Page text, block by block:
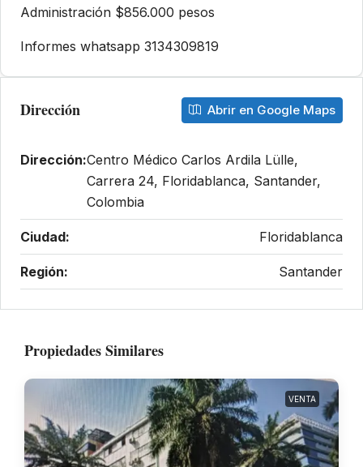
Administración $856.000 pesos
Informes whatsapp 3134309819
Dirección Abrir en Google Maps
Dirección:Centro Médico Carlos Ardila Lülle,
Carrera 24, Floridablanca, Santander,
Colombia
Ciudad: Floridablanca
Región: Santander
Propiedades Similares
VENTA